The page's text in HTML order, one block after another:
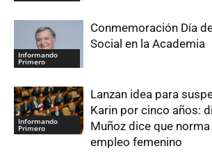
Informando
Primero
Conmemoración Día
Social en la Academia
Informando
Primero
Lanzan idea para
Karin por cinco años:
Muñoz dice que
empleo femenino